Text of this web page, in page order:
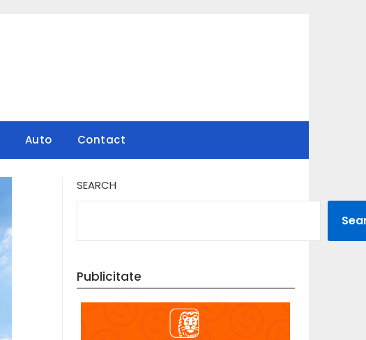
Auto Contact
SEARCH
Publicitate